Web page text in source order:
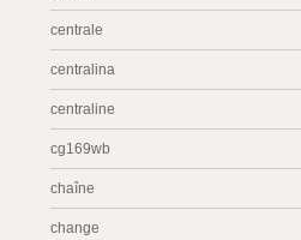
centrale
centralina
centraline
cg169wb
chaîne
change